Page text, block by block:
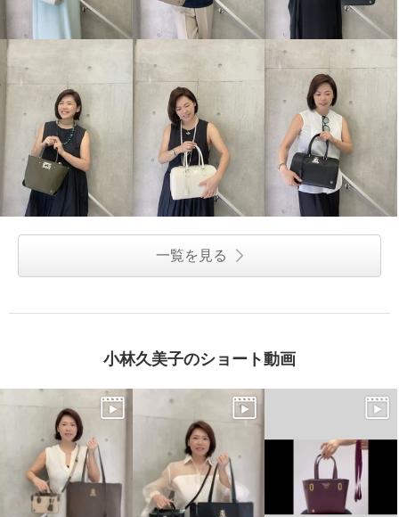
一覧を見る
小林久美子のショート動画